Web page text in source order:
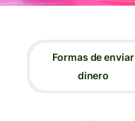
Formas de enviar
dinero